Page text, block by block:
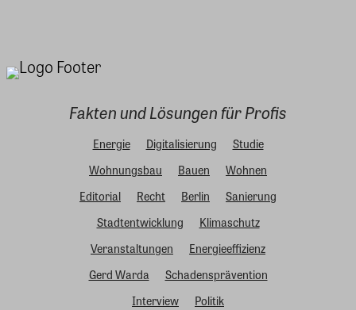
Fakten und Lösungen für Profis
Energie Digitalisierung
Studie
Wohnungsbau
Bauen
Wohnen
Editorial
Recht Berlin
Sanierung
Stadtentwicklung
Klimaschutz
Veranstaltungen
Energieeffizienz
Gerd Warda
Schadensprävention
Interview
Politik